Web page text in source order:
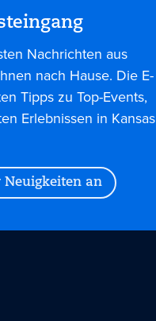
Nachrichten aus
nach Hause. Die E-
Tipps zu Top-Events,
Erlebnissen in Kansas
Neuigkeiten an